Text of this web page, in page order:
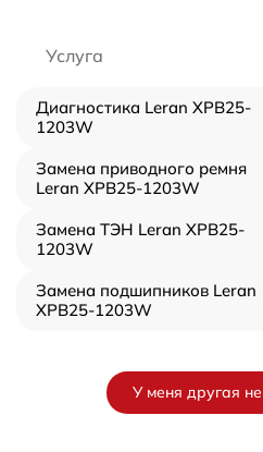
Услуга
Диагностика Leran XPB25-
1203W
Замена приводного ремня
Leran XPB25-1203W
Замена ТЭН Leran XPB25-
1203W
Замена подшипников Leran
XPB25-1203W
У меня другая